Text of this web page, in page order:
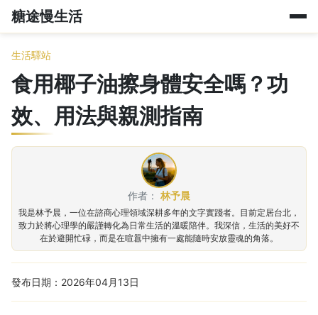
糖途慢生活
生活驛站
食用椰子油擦身體安全嗎？功
效、用法與親測指南
作者： 林予晨
我是林予晨，一位在諮商心理領域深耕多年的文字實踐者。目前定居台北，
致力於將心理學的嚴謹轉化為日常生活的溫暖陪伴。我深信，生活的美好不
在於避開忙碌，而是在喧囂中擁有一處能隨時安放靈魂的角落。
發布日期：2026年04月13日